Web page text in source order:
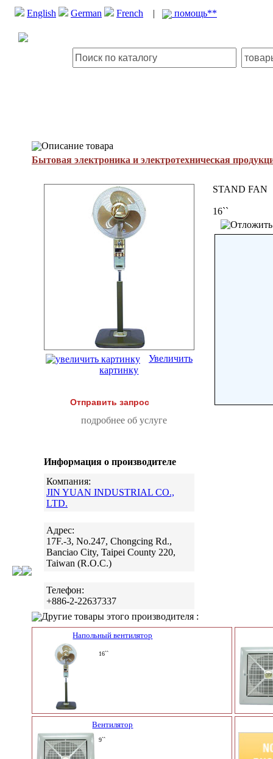
English German French | помощь**
Описание товара
Бытовая электроника и электротехническая
Увеличить
картинку
Отправить запрос
подробнее об услуге
Информация о производителе
Компания:
JIN YUAN INDUSTRIAL CO.,
LTD.
Адрес:
17F.-3, No.247, Chongcing Rd.,
Banciao City, Taipei County 220,
Taiwan (R.O.C.)
Телефон:
+886-2-22637337
STAND FAN
16``
Другие товары этого производителя :
Напольный вентилятор
16``
Вентилятор
9``